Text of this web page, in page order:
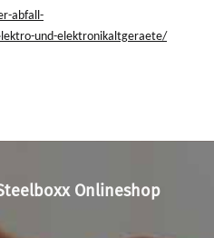
abfall-
und-elektronikaltgeraete/
Onlineshop